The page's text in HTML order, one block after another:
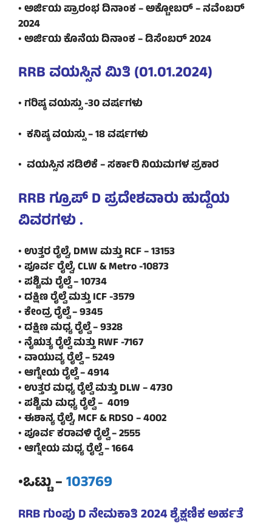
• ಅರ್ಜಿಯ ಪ್ರಾರಂಭ ದಿನಾಂಕ – ಅಕ್ಟೋಬರ್ – ನವೆಂಬರ್
2024
• ಅರ್ಜಿಯ ಕೊನೆಯ ದಿನಾಂಕ – ಡಿಸೆಂಬರ್ 2024
RRB ವಯಸ್ಸಿನ ಮಿತಿ (01.01.2024)
• ಗರಿಷ್ಠ ವಯಸ್ಸು -30 ವರ್ಷಗಳು
• ಕನಿಷ್ಠ ವಯಸ್ಸು – 18 ವರ್ಷಗಳು
• ವಯಸ್ಸಿನ ಸಡಿಲಿಕೆ – ಸರ್ಕಾರಿ ನಿಯಮಗಳ ಪ್ರಕಾರ
RRB ಗ್ರೂಪ್ D ಪ್ರದೇಶವಾರು ಹುದ್ದೆಯ
ವಿವರಗಳು .
• ಉತ್ತರ ರೈಲ್ವೆ, DMW ಮತ್ತು RCF – 13153
• ಪೂರ್ವ ರೈಲ್ವೆ, CLW & Metro -10873
• ಪಶ್ಚಿಮ ರೈಲ್ವೆ – 10734
• ದಕ್ಷಿಣ ರೈಲ್ವೆ ಮತ್ತು ICF -3579
• ಕೇಂದ್ರ ರೈಲ್ವೆ – 9345
• ದಕ್ಷಿಣ ಮಧ್ಯ ರೈಲ್ವೆ – 9328
• ನೈಋತ್ಯ ರೈಲ್ವೆ ಮತ್ತು RWF -7167
• ವಾಯುವ್ಯ ರೈಲ್ವೆ – 5249
• ಆಗ್ನೇಯ ರೈಲ್ವೆ – 4914
• ಉತ್ತರ ಮಧ್ಯ ರೈಲ್ವೆ ಮತ್ತು DLW – 4730
• ಪಶ್ಚಿಮ ಮಧ್ಯ ರೈಲ್ವೆ – 4019
• ಈಶಾನ್ಯ ರೈಲ್ವೆ, MCF & RDSO – 4002
• ಪೂರ್ವ ಕರಾವಳಿ ರೈಲ್ವೆ – 2555
• ಆಗ್ನೇಯ ಮಧ್ಯ ರೈಲ್ವೆ – 1664
•ಒಟ್ಟು –103769
RRB ಗುಂಪು D ನೇಮಕಾತಿ 2024 ಶೈಕ್ಷಣಿಕ ಅರ್ಹತೆ